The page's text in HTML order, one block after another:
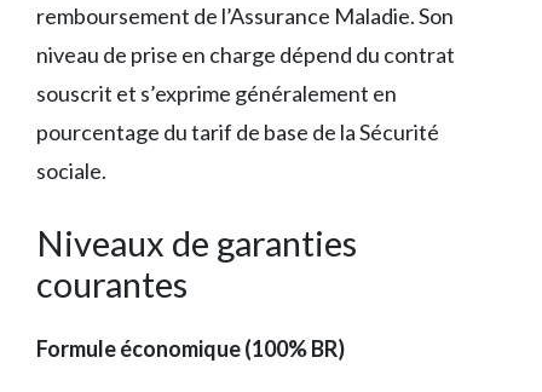
remboursement de l’Assurance Maladie. Son
niveau de prise en charge dépend du contrat
souscrit et s’exprime généralement en
pourcentage du tarif de base de la Sécurité
sociale.
Niveaux de garanties
courantes
Formule économique (100% BR)